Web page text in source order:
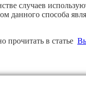
случаев
данного способа
прочитать в статье